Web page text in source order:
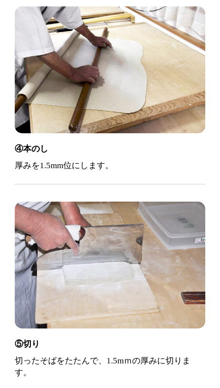
④本のし
厚みを1.5mm位にします。
⑤切り
切ったそばをたたんで、1.5mｍの厚みに切りま
す。